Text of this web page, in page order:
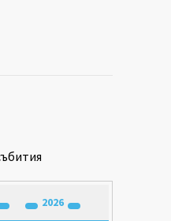
2026